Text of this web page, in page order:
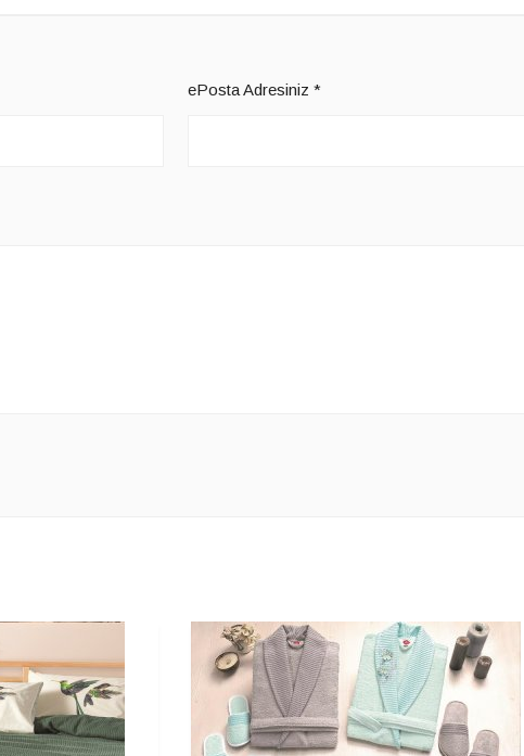
ePosta Adresiniz *